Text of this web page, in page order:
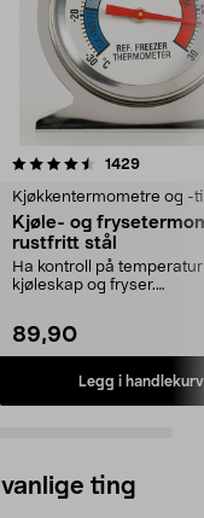
1429
Kjøkkentermometre og -
Kjøle- og
rustfritt stål
Ha kontroll på temperatur
kjøleskap og fryser.
89,90
Legg i handlekurv
4.5 av 5 stjerner
ting